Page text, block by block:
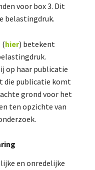
voor box 3. Dit
belastingdruk.
(hier) betekent
op haar publicatie
die publicatie komt
grond voor het
ten opzichte van
en onredelijke
De Landeigenaar
Contact